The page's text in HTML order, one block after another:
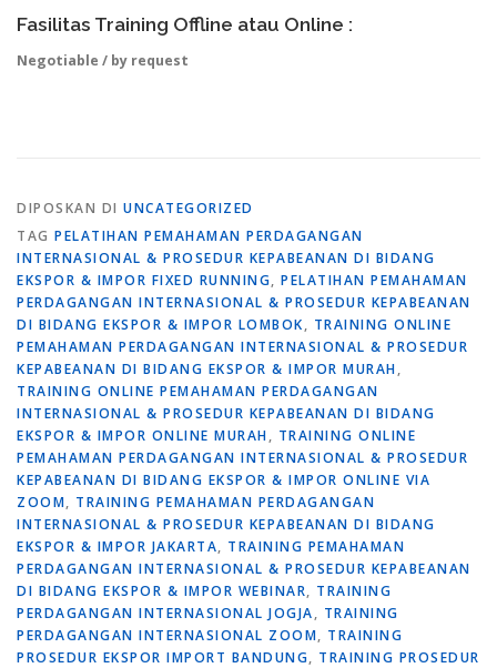
Fasilitas Training Offline atau Online :
Negotiable / by request
DIPOSKAN DI UNCATEGORIZED
TAG PELATIHAN PEMAHAMAN PERDAGANGAN
INTERNASIONAL & PROSEDUR KEPABEANAN DI BIDANG
EKSPOR & IMPOR FIXED RUNNING, PELATIHAN PEMAHAMAN
PERDAGANGAN INTERNASIONAL & PROSEDUR KEPABEANAN
DI BIDANG EKSPOR & IMPOR LOMBOK, TRAINING ONLINE
PEMAHAMAN PERDAGANGAN INTERNASIONAL & PROSEDUR
KEPABEANAN DI BIDANG EKSPOR & IMPOR MURAH,
TRAINING ONLINE PEMAHAMAN PERDAGANGAN
INTERNASIONAL & PROSEDUR KEPABEANAN DI BIDANG
EKSPOR & IMPOR ONLINE MURAH, TRAINING ONLINE
PEMAHAMAN PERDAGANGAN INTERNASIONAL & PROSEDUR
KEPABEANAN DI BIDANG EKSPOR & IMPOR ONLINE VIA
ZOOM, TRAINING PEMAHAMAN PERDAGANGAN
INTERNASIONAL & PROSEDUR KEPABEANAN DI BIDANG
EKSPOR & IMPOR JAKARTA, TRAINING PEMAHAMAN
PERDAGANGAN INTERNASIONAL & PROSEDUR KEPABEANAN
DI BIDANG EKSPOR & IMPOR WEBINAR, TRAINING
PERDAGANGAN INTERNASIONAL JOGJA, TRAINING
PERDAGANGAN INTERNASIONAL ZOOM, TRAINING
PROSEDUR EKSPOR IMPORT BANDUNG, TRAINING PROSEDUR